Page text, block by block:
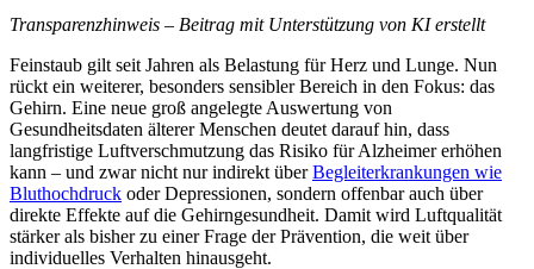
Transparenzhinweis – Beitrag mit Unterstützung von KI erstellt
Feinstaub gilt seit Jahren als Belastung für Herz und Lunge. Nun
rückt ein weiterer, besonders sensibler Bereich in den Fokus: das
Gehirn. Eine neue groß angelegte Auswertung von
Gesundheitsdaten älterer Menschen deutet darauf hin, dass
langfristige Luftverschmutzung das Risiko für Alzheimer erhöhen
kann – und zwar nicht nur indirekt überBegleiterkrankungen wie
Bluthochdruck oder Depressionen, sondern offenbar auch über
direkte Effekte auf die Gehirngesundheit. Damit wird Luftqualität
stärker als bisher zu einer Frage der Prävention, die weit über
individuelles Verhalten hinausgeht.